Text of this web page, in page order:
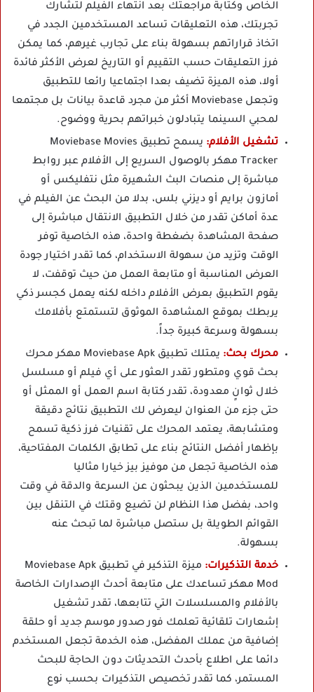
الخاص وكتابة مراجعتك بعد انتهاء الفيلم لتشارك
تجربتك، هذه التعليقات تساعد المستخدمين الجدد في
اتخاذ قراراتهم بسهولة بناء على تجارب غيرهم، كما يمكن
فرز التعليقات حسب التقييم أو التاريخ لعرض الأكثر فائدة
أولا، هذه الميزة تضيف بعدا اجتماعيا رائعا للتطبيق
وتجعل Moviebase أكثر من مجرد قاعدة بيانات بل مجتمعا
لمحبي السينما يتبادلون خبراتهم بحرية ووضوح.
تشغيل الأفلام:
يسمح تطبيق Moviebase Movies
Tracker مهكر بالوصول السريع إلى الأفلام عبر روابط
مباشرة إلى منصات البث الشهيرة مثل نتفليكس أو
أمازون برايم أو ديزني بلس، بدلا من البحث عن الفيلم في
عدة أماكن تقدر من خلال التطبيق الانتقال مباشرة إلى
صفحة المشاهدة بضغطة واحدة، هذه الخاصية توفر
الوقت وتزيد من سهولة الاستخدام، كما تقدر اختيار جودة
العرض المناسبة أو متابعة العمل من حيث توقفت، لا
يقوم التطبيق بعرض الأفلام داخله لكنه يعمل كجسر ذكي
يربطك بموقع المشاهدة الموثوق لتستمتع بأفلامك
بسهولة وسرعة كبيرة جداً.
محرك بحث:
يمتلك تطبيق Moviebase Apk مهكر محرك
بحث قوي ومتطور تقدر العثور على أي فيلم أو مسلسل
خلال ثوانٍ معدودة، تقدر كتابة اسم العمل أو الممثل أو
حتى جزء من العنوان ليعرض لك التطبيق نتائج دقيقة
ومتشابهة، يعتمد المحرك على تقنيات فرز ذكية تسمح
بإظهار أفضل النتائج بناء على تطابق الكلمات المفتاحية،
هذه الخاصية تجعل من موفيز بيز خيارا مثاليا
للمستخدمين الذين يبحثون عن السرعة والدقة في وقت
واحد، بفضل هذا النظام لن تضيع وقتك في التنقل بين
القوائم الطويلة بل ستصل مباشرة لما تبحث عنه
بسهولة.
خدمة التذكيرات:
ميزة التذكير في تطبيق Moviebase Apk
Mod مهكر تساعدك على متابعة أحدث الإصدارات الخاصة
بالأفلام والمسلسلات التي تتابعها، تقدر تشغيل
إشعارات تلقائية تعلمك فور صدور موسم جديد أو حلقة
إضافية من عملك المفضل، هذه الخدمة تجعل المستخدم
دائما على اطلاع بأحدث التحديثات دون الحاجة للبحث
المستمر، كما تقدر تخصيص التذكيرات بحسب نوع